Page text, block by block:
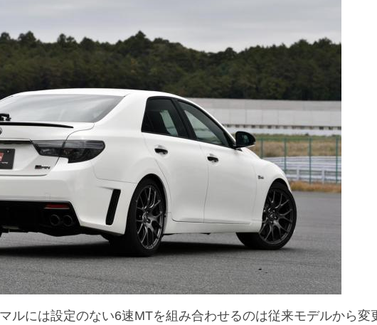
ルには設定のない6速MTを組み合わせるのは従来モデルから変